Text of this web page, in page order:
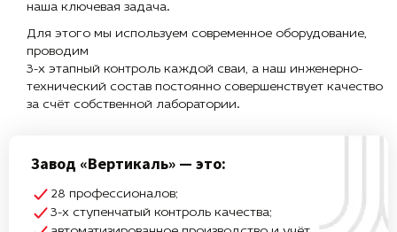
наша ключевая задача.
Для этого мы используем современное оборудование,
проводим
3-х этапный контроль каждой сваи, а наш инженерно-
технический состав постоянно совершенствует качество
за счёт собственной лаборатории.
Завод «Вертикаль» — это:
28 профессионалов;
3-х ступенчатый контроль качества;